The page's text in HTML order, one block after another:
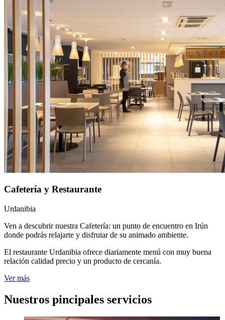
Cafetería y Restaurante
Urdanibia
Ven a descubrir nuestra Cafetería: un punto de encuentro en Irún
donde podrás relajarte y disfrutar de su animado ambiente.
El restaurante Urdanibia ofrece diariamente menú con muy buena
relación calidad precio y un producto de cercanía.
Ver más
Nuestros pincipales servicios